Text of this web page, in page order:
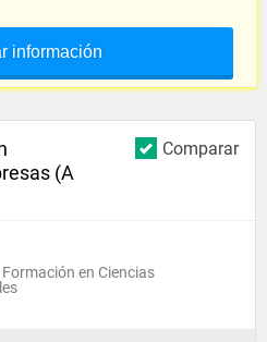
información
Comparar
(A
en Ciencias